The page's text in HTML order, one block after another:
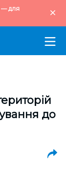
— для
до